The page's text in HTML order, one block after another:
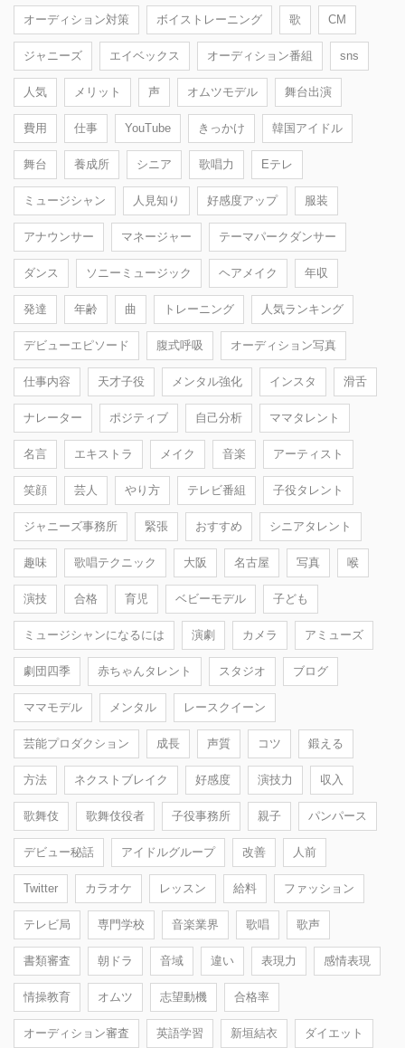
オーディション対策 ボイストレーニング 歌 CM
ジャニーズ エイベックス オーディション番組 sns
人気 メリット 声 オムツモデル 舞台出演
費用 仕事 YouTube きっかけ 韓国アイドル
舞台 養成所 シニア 歌唱力 Eテレ
ミュージシャン 人見知り 好感度アップ 服装
アナウンサー マネージャー テーマパークダンサー
ダンス ソニーミュージック ヘアメイク 年収
発達 年齢 曲 トレーニング 人気ランキング
デビューエピソード 腹式呼吸 オーディション写真
仕事内容 天才子役 メンタル強化 インスタ 滑舌
ナレーター ポジティブ 自己分析 ママタレント
名言 エキストラ メイク 音楽 アーティスト
笑顔 芸人 やり方 テレビ番組 子役タレント
ジャニーズ事務所 緊張 おすすめ シニアタレント
趣味 歌唱テクニック 大阪 名古屋 写真 喉
演技 合格 育児 ベビーモデル 子ども
ミュージシャンになるには 演劇 カメラ アミューズ
劇団四季 赤ちゃんタレント スタジオ ブログ
ママモデル メンタル レースクイーン
芸能プロダクション 成長 声質 コツ 鍛える
方法 ネクストブレイク 好感度 演技力 収入
歌舞伎 歌舞伎役者 子役事務所 親子 パンパース
デビュー秘話 アイドルグループ 改善 人前
Twitter カラオケ レッスン 給料 ファッション
テレビ局 専門学校 音楽業界 歌唱 歌声
書類審査 朝ドラ 音域 違い 表現力 感情表現
情操教育 オムツ 志望動機 合格率
オーディション審査 英語学習 新垣結衣 ダイエット